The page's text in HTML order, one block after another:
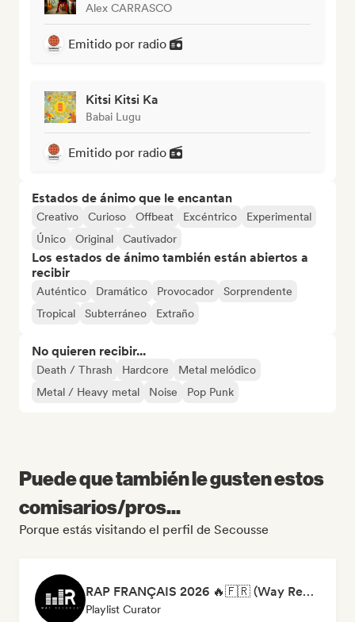
Alex CARRASCO
Emitido por radio
Kitsi Kitsi Ka
Babai Lugu
Emitido por radio
Estados de ánimo que le encantan
Creativo Curioso Offbeat Excéntrico
Experimental
Único
Original Cautivador
Los estados de ánimo también están abiertos a
recibir
Auténtico Dramático Provocador
Sorprendente
Tropical
Subterráneo Extraño
No quieren recibir...
Death / Thrash Hardcore
Metal melódico
Metal / Heavy metal
Noise Pop Punk
Puede que también le gusten estos
comisarios/pros...
Porque estás visitando el perfil de Secousse
RAP FRANÇAIS 2026 🔥🇫🇷 (Way Records)
Playlist Curator